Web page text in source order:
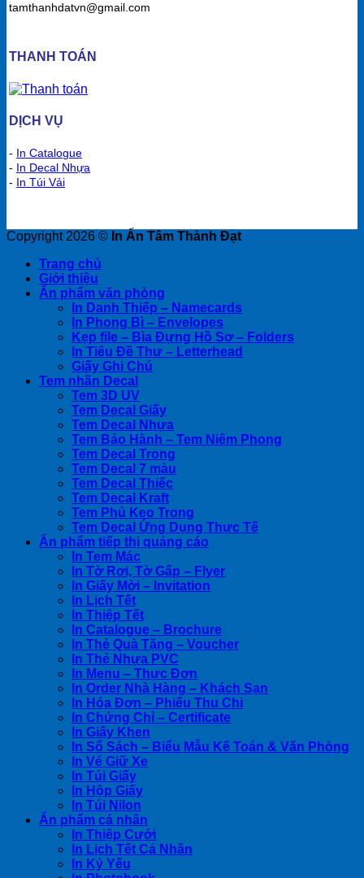
tamthanhdatvn@gmail.com
THANH TOÁN
DỊCH VỤ
-
In Catalogue
-
In Decal Nhựa
-
In Túi Vải
Copyright 2026 © In Ấn Tâm Thành Đạt
Trang chủ
Giới thiệu
Ấn phẩm văn phòng
In Danh Thiếp – Namecards
In Phong Bì – Envelopes
Kẹp file – Bìa Đựng Hồ Sơ – Folders
In Tiêu Đề Thư – Letterhead
Giấy Ghi Chú
Tem nhãn Decal
Tem 3D UV
Tem Decal Giấy
Tem Decal Nhựa
Tem Bảo Hành – Tem Niêm Phong
Tem Decal Trong
Tem Decal 7 màu
Tem Decal Thiếc
Tem Decal Kraft
Tem Phủ Keo Trong
Tem Decal Ứng Dụng Thực Tế
Ấn phẩm tiếp thị quảng cáo
In Tem Mác
In Tờ Rơi, Tờ Gấp – Flyer
In Giấy Mời – Invitation
In Lịch Tết
In Thiệp Tết
In Catalogue – Brochure
In Thẻ Quà Tặng – Voucher
In Thẻ Nhựa PVC
In Menu – Thực Đơn
In Order Nhà Hàng – Khách Sạn
In Hóa Đơn – Phiếu Thu Chi
In Chứng Chỉ – Certificate
In Giấy Khen
In Sổ Sách – Biểu Mẫu Kế Toán & Văn Phòng
In Vé Giữ Xe
In Túi Giấy
In Hộp Giấy
In Túi Nilon
Ấn phẩm cá nhân
In Thiệp Cưới
In Lịch Tết Cá Nhân
In Kỷ Yếu